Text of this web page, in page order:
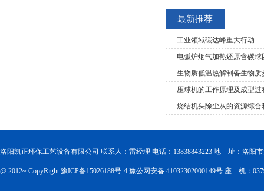
最新推荐
工业领域碳达峰重大行动
电弧炉烟气加热还原含碳球
生物质低温热解制备生物质
压球机的工作原理及成型过
烧结机头除尘灰的资源综合
洛阳凯正环保工艺设备有限公司 联系人：雷经理 电话：13838843223 地 址：洛阳
@ 2012~ CopyRight豫ICP备15026188号-4 豫公网安备 41032302000149号 座 机：